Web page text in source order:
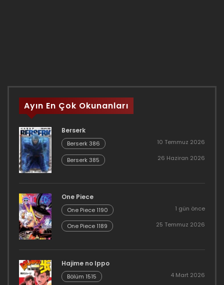
Ayın En Çok Okunanları
Berserk
Berserk 386 10 Temmuz 2026
Berserk 385 26 Haziran 2026
One Piece
One Piece 1190 1 gün önce
One Piece 1189 25 Temmuz 2026
Hajime no Ippo
Bölüm 1515 4 Mart 2026